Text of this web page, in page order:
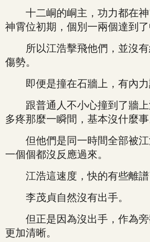
十二峒的峒主，功力都在神
神霄位初期，個別一兩個達到了
所以江浩擊飛他們，並沒有
傷勢。
即便是撞在石牆上，有內力
跟普通人不小心撞到了牆上
多疼那麼一瞬間，基本沒什麼事
但他們是同一時間全部被江
一個個都沒反應過來。
江浩這速度，快的有些離譜
李茂貞自然沒有出手。
但正是因為沒出手，作為旁
更加清晰。